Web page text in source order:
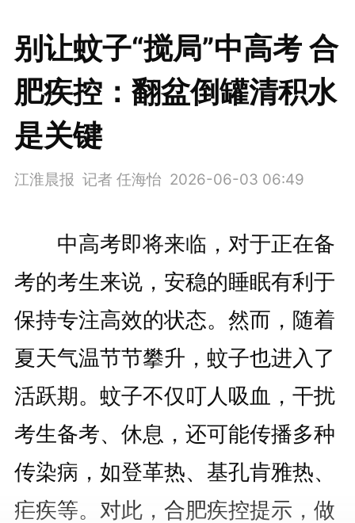
别让蚊子“搅局”中高考 合
肥疾控：翻盆倒罐清积水
是关键
江淮晨报 记者 任海怡 2026-06-03 06:49
中高考即将来临，对于正在备
考的考生来说，安稳的睡眠有利于
保持专注高效的状态。然而，随着
夏天气温节节攀升，蚊子也进入了
活跃期。蚊子不仅叮人吸血，干扰
考生备考、休息，还可能传播多种
传染病，如登革热、基孔肯雅热、
疟疾等。对此，合肥疾控提示，做